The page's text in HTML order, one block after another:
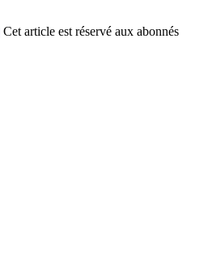
Cet article est réservé aux abonnés